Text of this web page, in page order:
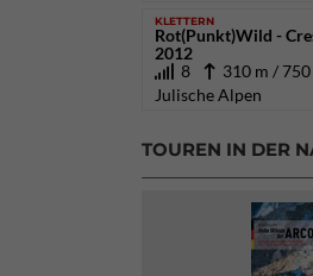
KLETTERN
Rot(Punkt)Wild -
2012
8
310 m /
Julische Alpen
TOUREN IN DER